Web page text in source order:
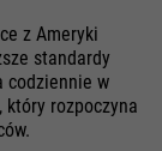
temat
zwane
które
z Ameryki
standardy
codziennie w
który rozpoczyna